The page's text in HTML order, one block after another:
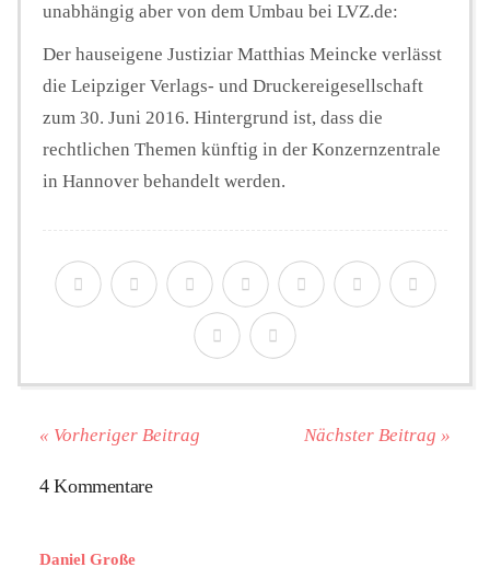
unabhängig aber von dem Umbau bei LVZ.de:
Der hauseigene Justiziar Matthias Meincke verlässt
die Leipziger Verlags- und Druckereigesellschaft
zum 30. Juni 2016. Hintergrund ist, dass die
rechtlichen Themen künftig in der Konzernzentrale
in Hannover behandelt werden.
« Vorheriger Beitrag Nächster Beitrag »
4 Kommentare
Daniel Große